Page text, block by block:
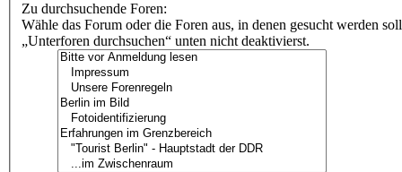
Zu durchsuchende Foren:
Wähle das Forum oder die Foren aus, in denen gesucht werden
„Unterforen durchsuchen“ unten nicht deaktivierst.